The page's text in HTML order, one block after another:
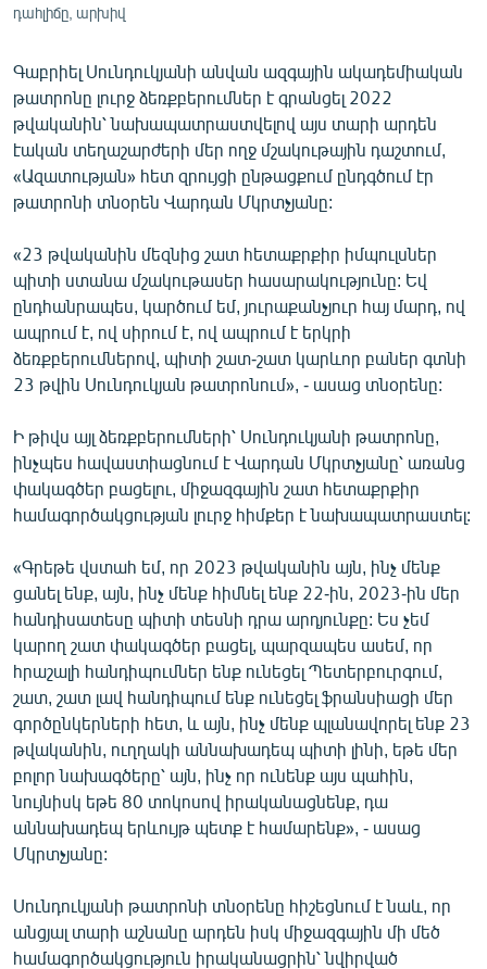
ՏԵՍԱՆՅՈՒԹԵՐ
ԲԱՆԱՎԵՃ
ՁԳՏԵԼՈՎ ԼԱՎԱԳՈՒՅՆԻՆ
ՓՈԴՔԱՍԹ
Հայերեն
Русский
ՀԵՏԵՎԵՔ ՄԵԶ
«Ազատության» բոլոր կայքերը
դահլիճը, արխիվ
Գաբրիել Սունդուկյանի անվան ազգային ակադեմիական
թատրոնը լուրջ ձեռքբերումներ է գրանցել 2022
թվականին՝ նախապատրաստվելով այս տարի արդեն
էական տեղաշարժերի մեր ողջ մշակութային դաշտում,
«Ազատության» հետ զրույցի ընթացքում ընդգծում էր
թատրոնի տնօրեն Վարդան Մկրտչյանը:
«23 թվականին մեզնից շատ հետաքրքիր իմպուլսներ
պիտի ստանա մշակութասեր հասարակությունը: Եվ
ընդհանրապես, կարծում եմ, յուրաքանչյուր հայ մարդ, ով
ապրում է, ով սիրում է, ով ապրում է երկրի
ձեռքբերումներով, պիտի շատ-շատ կարևոր բաներ գտնի
23 թվին Սունդուկյան թատրոնում», - ասաց տնօրենը:
Ի թիվս այլ ձեռքբերումների՝ Սունդուկյանի թատրոնը,
ինչպես հավաստիացնում է Վարդան Մկրտչյանը՝ առանց
փակագծեր բացելու, միջազգային շատ հետաքրքիր
համագործակցության լուրջ հիմքեր է նախապատրաստել:
«Գրեթե վստահ եմ, որ 2023 թվականին այն, ինչ մենք
ցանել ենք, այն, ինչ մենք հիմնել ենք 22-ին, 2023-ին մեր
հանդիսատեսը պիտի տեսնի դրա արդյունքը: Ես չեմ
կարող շատ փակագծեր բացել, պարզապես ասեմ, որ
հրաշալի հանդիպումներ ենք ունեցել Պետերբուրգում,
շատ, շատ լավ հանդիպում ենք ունեցել ֆրանսիացի մեր
գործընկերների հետ, և այն, ինչ մենք պլանավորել ենք 23
թվականին, ուղղակի աննախադեպ պիտի լինի, եթե մեր
բոլոր նախագծերը՝ այն, ինչ որ ունենք այս պահին,
նույնիսկ եթե 80 տոկոսով իրականացնենք, դա
աննախադեպ երևույթ պետք է համարենք», - ասաց
Մկրտչյանը:
Սունդուկյանի թատրոնի տնօրենը հիշեցնում է նաև, որ
անցյալ տարի աշնանը արդեն իսկ միջազգային մի մեծ
համագործակցություն իրականացրին՝ նվիրված